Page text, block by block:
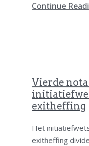
Continue
Vierde
exitheffing
Het
exitheffing